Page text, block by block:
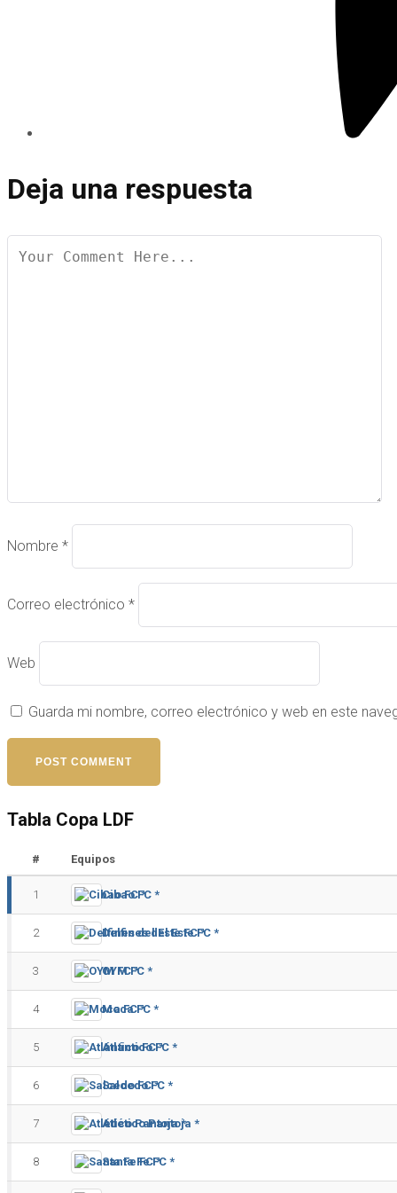
Deja una respuesta
Nombre *
Correo electrónico *
Web
Guarda mi nombre, correo electrónico y web en este
Tabla Copa LDF
# Equipos
1 Cibao FC *
2 Delfines del Este FC *
3 OYM FC *
4 Moca FC *
5 Atlántico FC *
6 Salcedo FC *
7 Atlético Pantoja *
8 Santa Fe FC *